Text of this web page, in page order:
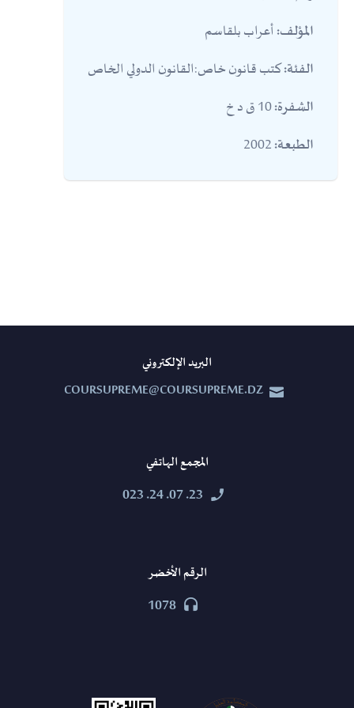
المؤلف:أعراب بلقاسم
الفئة:كتب قانون خاص:القانون الدولي الخاص
الشفرة:
الطبعة:
البريد الإلكتروني


COURSUPREME@COURSUPREME.DZ
المجمع الهاتفي


23. 07. 24. 023
الرقم الأخضر


1078